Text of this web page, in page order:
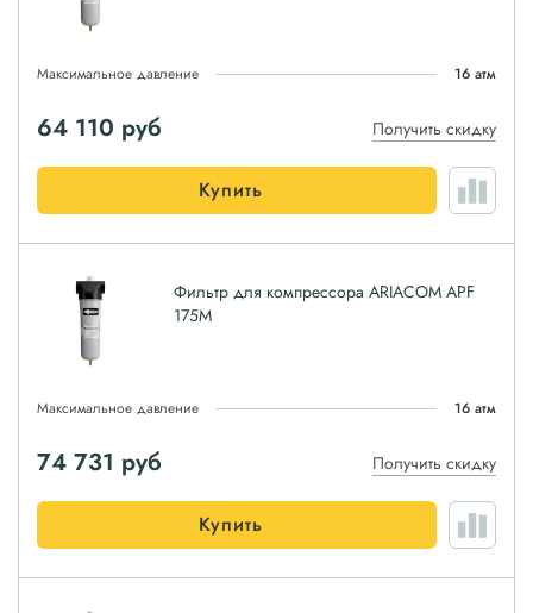
Максимальное давление 16 атм
64 110 руб Получить скидку
Купить
Фильтр для компрессора ARIACOM APF
175M
Максимальное давление 16 атм
74 731 руб Получить скидку
Купить